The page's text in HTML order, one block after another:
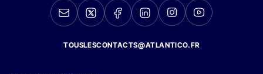
TOUSLESCONTACTS@ATLANTICO.FR